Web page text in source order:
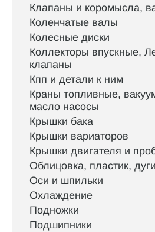
Клапаны и коромысла,
Коленчатые валы
Колесные диски
Коллекторы впускные,
клапаны
Кпп и детали к ним
Краны топливные,
масло насосы
Крышки бака
Крышки вариаторов
Крышки двигателя и
Облицовка, пластик,
Оси и шпильки
Охлаждение
Подножки
Подшипники